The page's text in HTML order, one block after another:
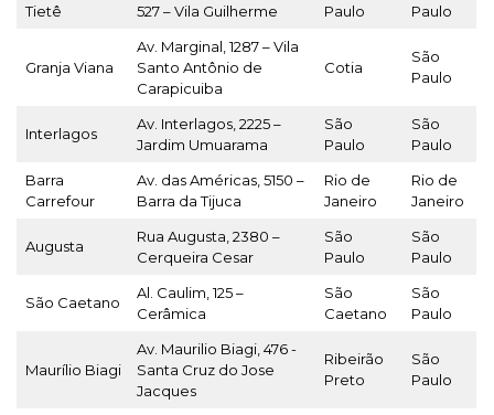
Tietê
527 – Vila Guilherme
Paulo
Paulo
Granja Viana
Av. Marginal, 1287 – Vila
Santo Antônio de
Carapicuiba
Cotia
São
Paulo
Interlagos
Av. Interlagos, 2225 –
Jardim Umuarama
São
Paulo
São
Paulo
Barra
Carrefour
Av. das Américas, 5150 –
Barra da Tijuca
Rio de
Janeiro
Rio de
Janeiro
Augusta
Rua Augusta, 2380 –
Cerqueira Cesar
São
Paulo
São
Paulo
São Caetano
Al. Caulim, 125 –
Cerâmica
São
Caetano
São
Paulo
Maurílio Biagi
Av. Maurilio Biagi, 476 -
Santa Cruz do Jose
Jacques
Ribeirão
Preto
São
Paulo